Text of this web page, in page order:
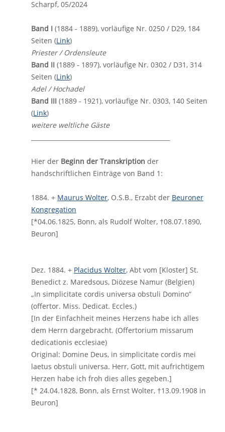
Scharpf, 05/2024
Band I (1884 - 1889), vorläufige Nr. 0250 / D29, 184
Seiten (Link)
Priester / Ordensleute
Band II (1889 - 1897), vorläufige Nr. 0302 / D31, 314
Seiten (Link)
Adel / Hochadel
Band III (1889 - 1921), vorläufige Nr. 0303, 140 Seiten
(Link)
weitere weltliche Gäste
Hier der Beginn der Transkription der
handschriftlichen Einträge von Band 1:
1884. + Maurus Wolter, O.S.B., Erzabt der Beuroner
Kongregation
[*04.06.1825, Bonn, als Rudolf Wolter, †08.07.1890,
Beuron]
Dez. 1884. + Placidus Wolter, Abt vom [Kloster] St.
Benedict z. Maredsous, Diözese Namur (Belgien)
„In simplicitate cordis universa obstuli Domino“
(offertor. Miss. Dedicat. Eccles.)
[In der Einfachheit meines Herzens habe ich alles
dem Herrn dargebracht. (Offertorium missarum
dedicationis ecclesiae)
Original: Domine Deus, in simplicitate cordis mei
laetus obstuli universa. Herr, Gott, mit aufrichtigem
Herzen habe ich froh dies alles gegeben.]
[* 24.04.1828, Bonn, als Ernst Wolter, †13.09.1908 in
Beuron]